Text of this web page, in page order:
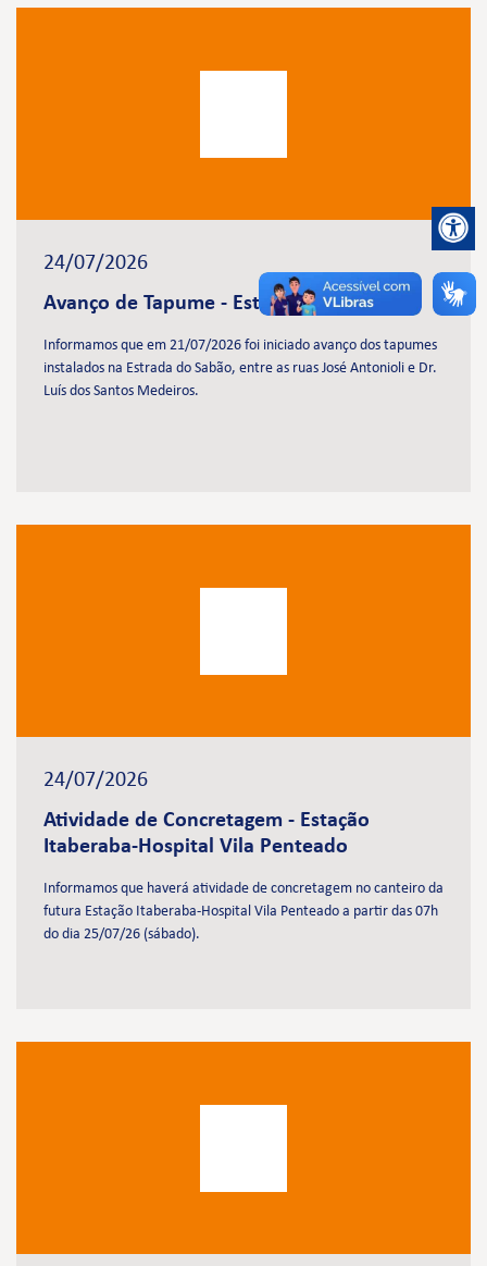
24/07/2026
Avanço de Tapume - Estação Brasilândia
Informamos que em 21/07/2026 foi iniciado avanço dos tapumes
instalados na Estrada do Sabão, entre as ruas José Antonioli e Dr.
Luís dos Santos Medeiros.
24/07/2026
Atividade de Concretagem - Estação
Itaberaba-Hospital Vila Penteado
Informamos que haverá atividade de concretagem no canteiro da
futura Estação Itaberaba-Hospital Vila Penteado a partir das 07h
do dia 25/07/26 (sábado).